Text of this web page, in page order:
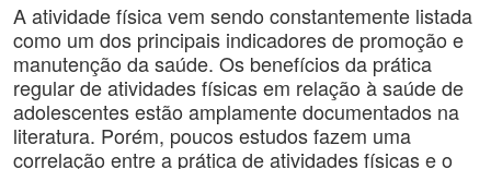
A atividade física vem sendo constantemente listada
como um dos principais indicadores de promoção e
manutenção da saúde. Os benefícios da prática
regular de atividades físicas em relação à saúde de
adolescentes estão amplamente documentados na
literatura. Porém, poucos estudos fazem uma
correlação entre a prática de atividades físicas e o